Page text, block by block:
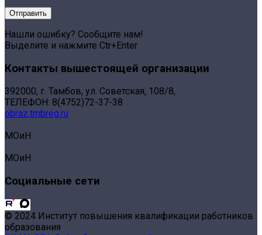
Нашли ошибку? Сообщите нам!
Выделите и нажмите Ctr+Enter
Контакты вышестоящей организации
392000, г. Тамбов, ул. Советская, 108/8,
ТЕЛЕФОН: 8(4752)72-37-38
obraz.tmbreg.ru
МОиН
МОиН
Социальные сети
© 2024 Институт повышения квалификации работников
образования